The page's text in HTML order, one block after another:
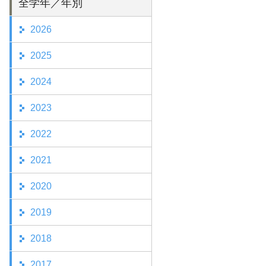
全学年／年別
2026
2025
2024
2023
2022
2021
2020
2019
2018